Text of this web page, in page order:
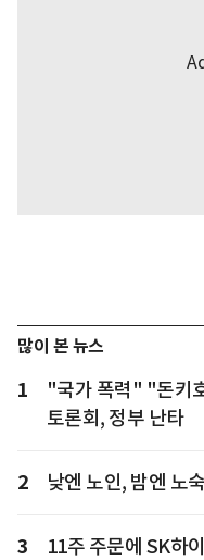
많이 본 뉴스
1
"국가 폭력" "돈키
토론회, 정부 난타
2 낮엔 노인, 밤엔 노
3
11주 주문에 SK하